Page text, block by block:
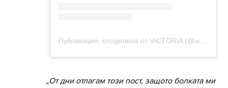
„От дни отлагам този пост, защото болката ми